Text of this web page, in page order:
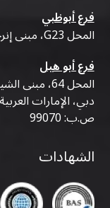
فرع أبوظبي
المحل G23، مبنى إنرجي - مصفح - M20 - أبوظبي
فرع أبو هيل
المحل 64،
دبي، الإمارات
ص.ب: 99070
الشهادات